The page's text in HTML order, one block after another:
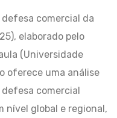
comercial da
elaborado pelo
(Universidade
oferece uma análise
comercial
nível global e regional,